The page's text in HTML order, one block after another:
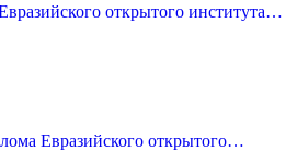
открытого института…
Евразийского открытого…